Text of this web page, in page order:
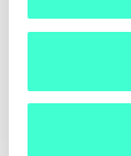
Signicat ist
Markt